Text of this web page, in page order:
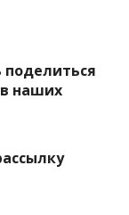
наших